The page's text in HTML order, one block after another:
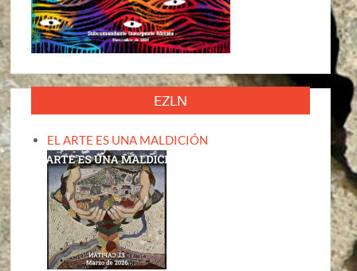
EZLN
EL ARTE ES UNA MALDICIÓN